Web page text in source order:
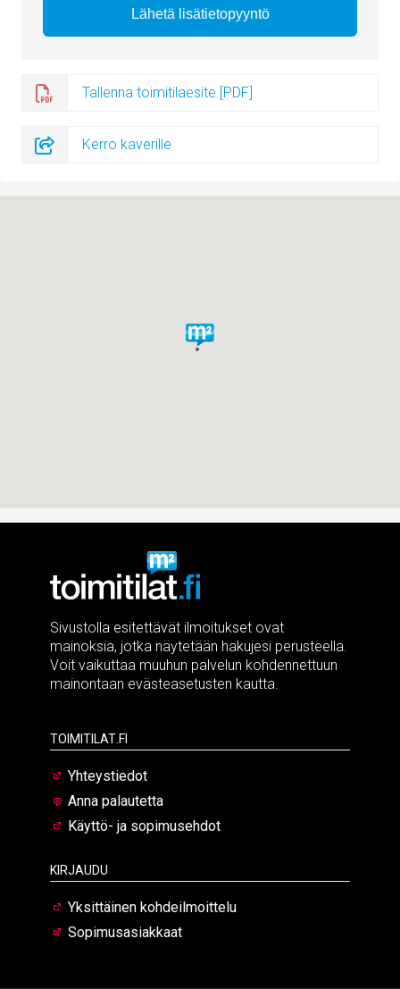
Tallenna toimitilaesite [PDF]
Kerro kaverille
Sivustolla esitettävät ilmoitukset ovat
mainoksia, jotka näytetään hakujesi perusteella.
Voit vaikuttaa muuhun palvelun kohdennettuun
mainontaan evästeasetusten kautta.
Toimitilat.fi
Yhteystiedot
Anna palautetta
Käyttö- ja sopimusehdot
Kirjaudu
Yksittäinen kohdeilmoittelu
Sopimusasiakkaat